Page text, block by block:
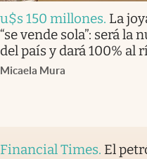
u$s 150 millones. La
“se vende sola”: será la
del país y dará 100% al
Micaela Mura
Financial Times. El